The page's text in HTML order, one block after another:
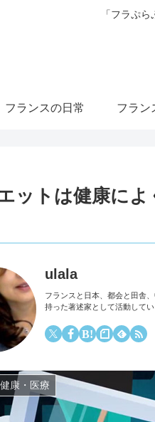
「フラぷ
フランスの日常 フラン
エットは健康に
ulala
フランスと日本、都会と田舎
持った著述家として活動して
康・医療